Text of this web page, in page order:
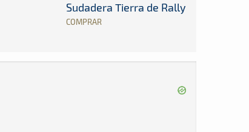
Sudadera Tierra de Rally
COMPRAR